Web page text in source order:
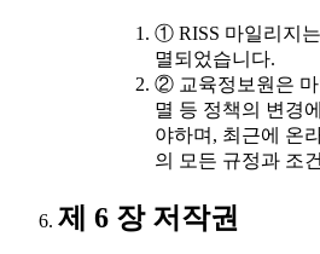
① RISS 마일리지
멸되었습니다.
② 교육정보원은
멸 등 정책의 변경
야하며, 최근에 온
의 모든 규정과 조
제 6 장 저작권